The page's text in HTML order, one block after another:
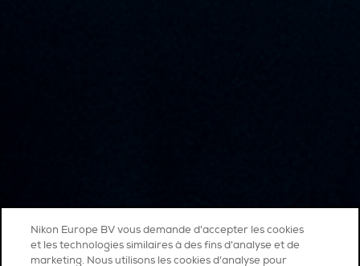
Nikon Europe BV vous demande d'accepter les cookies
et les technologies similaires à des fins d'analyse et de
marketing. Nous utilisons les cookies d’analyse pour